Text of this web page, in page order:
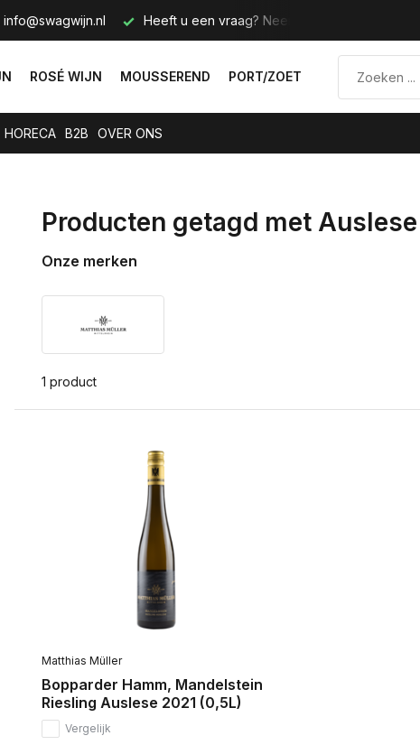
info@swagwijn.nl Heeft u een vraag? Neem contact met ons op.
ROSÉ WIJN MOUSSEREND PORT/ZOET
HORECA B2B OVER ONS
Producten getagd met
Onze merken
1 product
Matthias Müller
Bopparder Hamm, Mandelstein
Riesling Auslese 2021 (0,5L)
Vergelijk